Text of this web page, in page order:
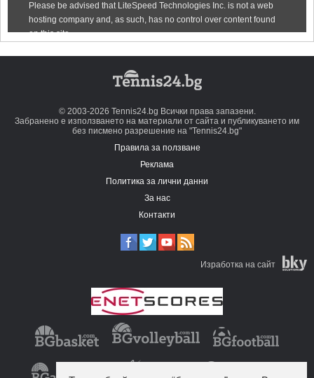
© 2003-2026 Tennis24.bg Всички права запазени.
Забранено е използването на материали от сайта и публикуването им
без писмено разрешение на "Tennis24.bg"
Правила за ползване
Реклама
Политика за лични данни
За нас
Контакти
Изработка на сайт